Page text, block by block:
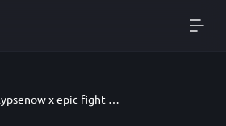
Apocalypsenow x epic fight compat